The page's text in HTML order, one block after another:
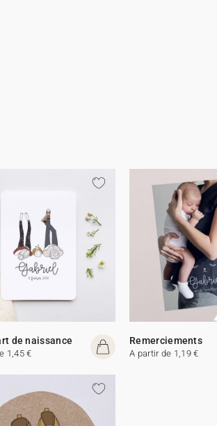
de naissance
1,45 €
Remerciements
A partir de 1,19 €